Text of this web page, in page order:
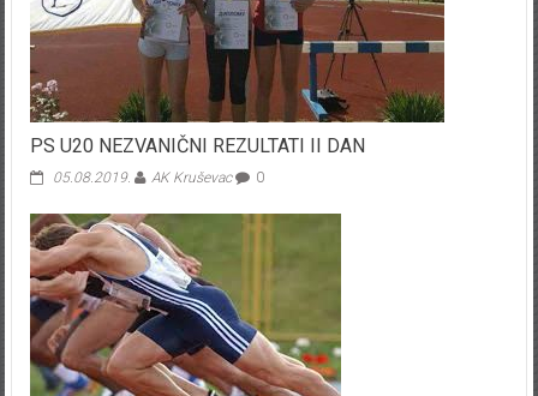
PS U20 NEZVANIČNI REZULTATI II DAN
05.08.2019. AK Kruševac 0